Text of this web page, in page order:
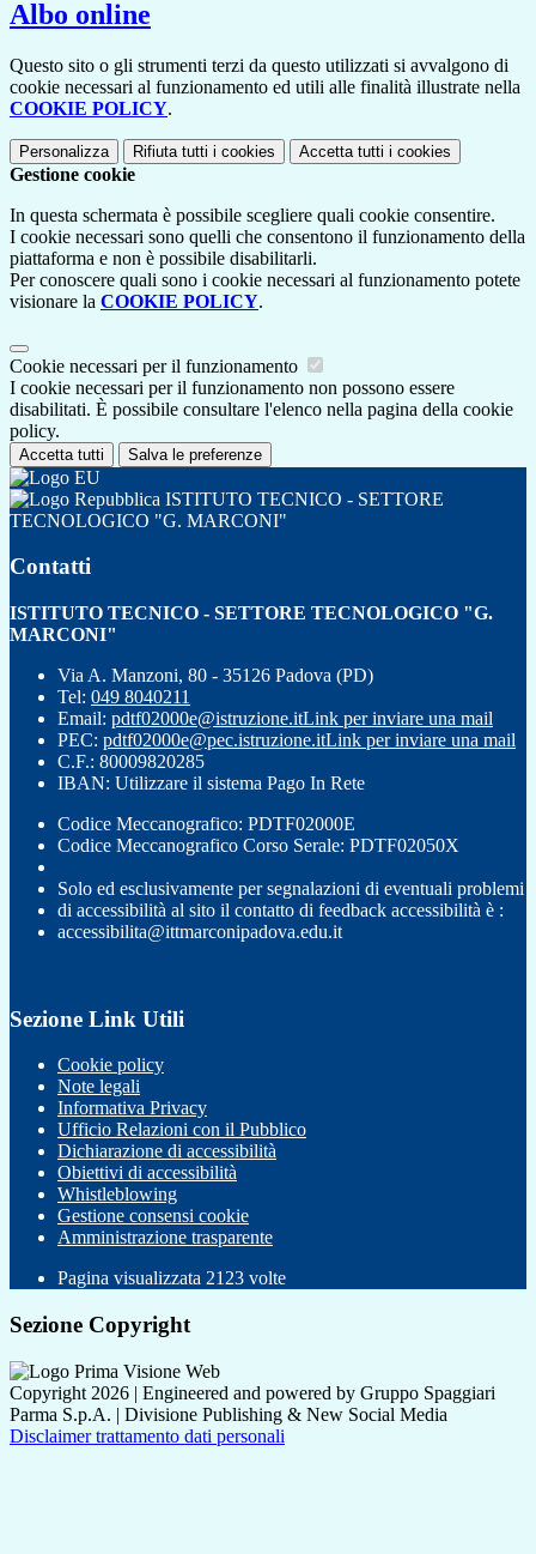
Albo online
Questo sito o gli strumenti terzi da questo utilizzati si avvalgono di
cookie necessari al funzionamento ed utili alle finalità illustrate nella
COOKIE POLICY.
Personalizza Rifiuta tutti i cookies Accetta tutti i cookies
Gestione cookie
In questa schermata è possibile scegliere quali cookie consentire.
I cookie necessari sono quelli che consentono il funzionamento della
piattaforma e non è possibile disabilitarli.
Per conoscere quali sono i cookie necessari al funzionamento potete
visionare la COOKIE POLICY.
Cookie necessari per il funzionamento
I cookie necessari per il funzionamento non possono essere
disabilitati. È possibile consultare l'elenco nella pagina della cookie
policy.
Accetta tutti Salva le preferenze
ISTITUTO TECNICO - SETTORE
TECNOLOGICO "G. MARCONI"
Contatti
ISTITUTO TECNICO - SETTORE TECNOLOGICO "G.
MARCONI"
Via A. Manzoni, 80 - 35126 Padova (PD)
Tel: 049 8040211
Email: pdtf02000e@istruzione.itLink per inviare una mail
PEC: pdtf02000e@pec.istruzione.itLink per inviare una mail
C.F.: 80009820285
IBAN: Utilizzare il sistema Pago In Rete
Codice Meccanografico: PDTF02000E
Codice Meccanografico Corso Serale: PDTF02050X
Solo ed esclusivamente per segnalazioni di eventuali problemi
di accessibilità al sito il contatto di feedback accessibilità è :
accessibilita@ittmarconipadova.edu.it
Sezione Link Utili
Cookie policy
Note legali
Informativa Privacy
Ufficio Relazioni con il Pubblico
Dichiarazione di accessibilità
Obiettivi di accessibilità
Whistleblowing
Gestione consensi cookie
Amministrazione trasparente
Pagina visualizzata 2123 volte
Sezione Copyright
Copyright 2026 | Engineered and powered by Gruppo Spaggiari
Parma S.p.A. | Divisione Publishing & New Social Media
Disclaimer trattamento dati personali